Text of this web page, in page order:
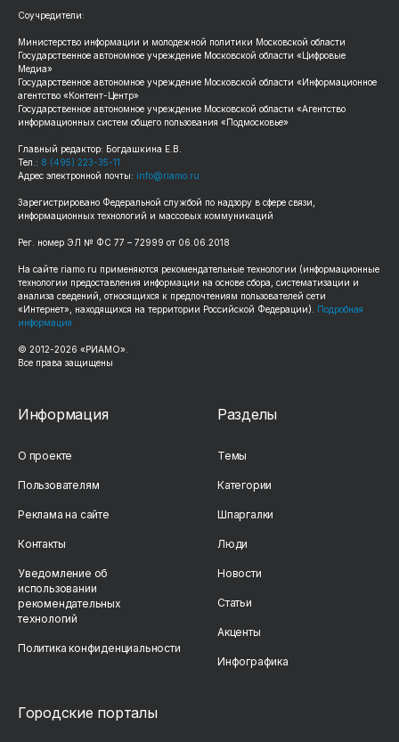
Соучредители:
Министерство информации и молодежной политики Московской области
Государственное автономное учреждение Московской области «Цифровые
Медиа»
Государственное автономное учреждение Московской области «Информационное
агентство «Контент-Центр»
Государственное автономное учреждение Московской области «Агентство
информационных систем общего пользования «Подмосковье»
Главный редактор: Богдашкина Е.В.
Тел.: 8 (495) 223-35-11
Адрес электронной почты: info@riamo.ru
Зарегистрировано Федеральной службой по надзору в сфере связи,
информационных технологий и массовых коммуникаций
Рег. номер ЭЛ № ФС 77 – 72999 от 06.06.2018
На сайте riamo.ru применяются рекомендательные технологии (информационные
технологии предоставления информации на основе сбора, систематизации и
анализа сведений, относящихся к предпочтениям пользователей сети
«Интернет», находящихся на территории Российской Федерации). Подробная
информация
© 2012-2026 «РИАМО».
Все права защищены
Информация
О проекте
Пользователям
Реклама на сайте
Контакты
Уведомление об
использовании
рекомендательных
технологий
Политика конфиденциальности
Разделы
Темы
Категории
Шпаргалки
Люди
Новости
Статьи
Акценты
Инфографика
Городские порталы